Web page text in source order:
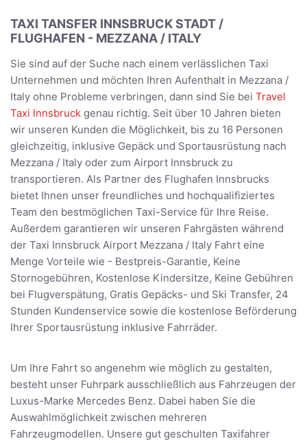
TAXI TANSFER INNSBRUCK STADT /
FLUGHAFEN - MEZZANA / ITALY
Sie sind auf der Suche nach einem verlässlichen Taxi
Unternehmen und möchten Ihren Aufenthalt in Mezzana /
Italy ohne Probleme verbringen, dann sind Sie bei Travel
Taxi Innsbruck genau richtig. Seit über 10 Jahren bieten
wir unseren Kunden die Möglichkeit, bis zu 16 Personen
gleichzeitig, inklusive Gepäck und Sportausrüstung nach
Mezzana / Italy oder zum Airport Innsbruck zu
transportieren. Als Partner des Flughafen Innsbrucks
bietet Ihnen unser freundliches und hochqualifiziertes
Team den bestmöglichen Taxi-Service für Ihre Reise.
Außerdem garantieren wir unseren Fahrgästen während
der Taxi Innsbruck Airport Mezzana / Italy Fahrt eine
Menge Vorteile wie - Bestpreis-Garantie, Keine
Stornogebühren, Kostenlose Kindersitze, Keine Gebühren
bei Flugverspätung, Gratis Gepäcks- und Ski Transfer, 24
Stunden Kundenservice sowie die kostenlose Beförderung
Ihrer Sportausrüstung inklusive Fahrräder.
Um Ihre Fahrt so angenehm wie möglich zu gestalten,
besteht unser Fuhrpark ausschließlich aus Fahrzeugen der
Luxus-Marke Mercedes Benz. Dabei haben Sie die
Auswahlmöglichkeit zwischen mehreren
Fahrzeugmodellen. Unsere gut geschulten Taxifahrer